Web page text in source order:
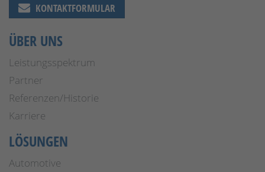
KONTAKTFORMULAR
ÜBER UNS
Leistungsspektrum
Partner
Referenzen/Historie
Karriere
LÖSUNGEN
Automotive